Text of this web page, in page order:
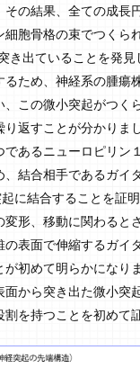
その結果、全ての成長
細胞骨格の束でつくら
き出ていることを発
ため、神経系の腫瘍
、この微小突起がつく
り返すことが分かりま
であるニューロピリン
、結合相手であるガイ
に結合することを証明
変形、移動に関わると
の表面で伸縮するガイ
が初めて明らかになり
面から突き出た微小突
を持つことを初めて